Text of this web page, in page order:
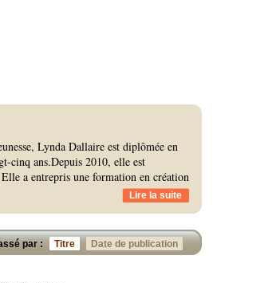
Lynda Dallaire est diplômée en
cinq ans.Depuis 2010, elle est
a entrepris une formation en création
Lire la suite
par : Titre Date de publication